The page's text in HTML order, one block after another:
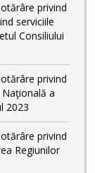
privind
serviciile
Consiliului
privind
a
2023
privind
Regiunilor